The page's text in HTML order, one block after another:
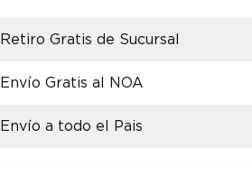
Retiro Gratis de Sucursal
Envío Gratis al NOA
Envío a todo el Pais